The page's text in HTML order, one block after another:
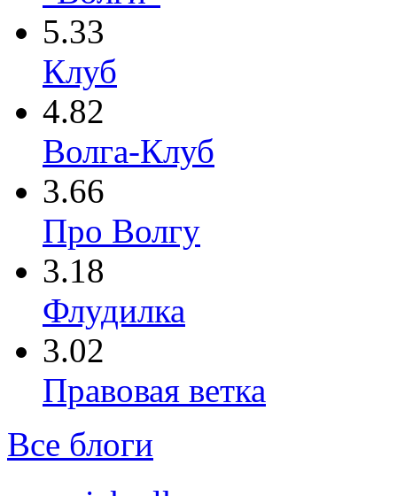
5.33
Клуб
4.82
Волга-Клуб
3.66
Про Волгу
3.18
Флудилка
3.02
Правовая ветка
Все блоги